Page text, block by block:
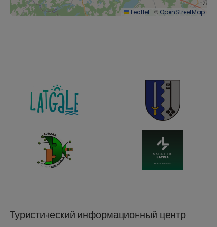
Leaflet | © OpenStreetMap
Туристический информационный центр